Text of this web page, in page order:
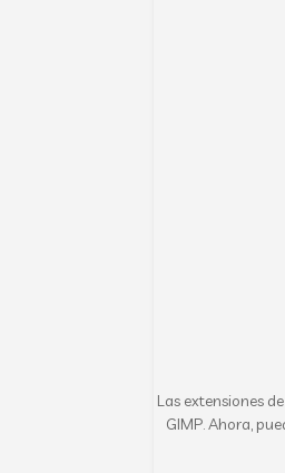
Las extensiones
GIMP. Ahora,